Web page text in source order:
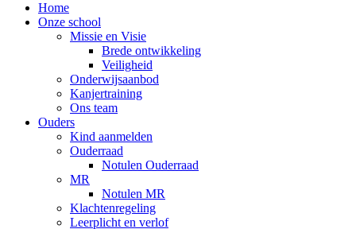
Home
Onze school
Missie en Visie
Brede ontwikkeling
Veiligheid
Onderwijsaanbod
Kanjertraining
Ons team
Ouders
Kind aanmelden
Ouderraad
Notulen Ouderraad
MR
Notulen MR
Klachtenregeling
Leerplicht en verlof